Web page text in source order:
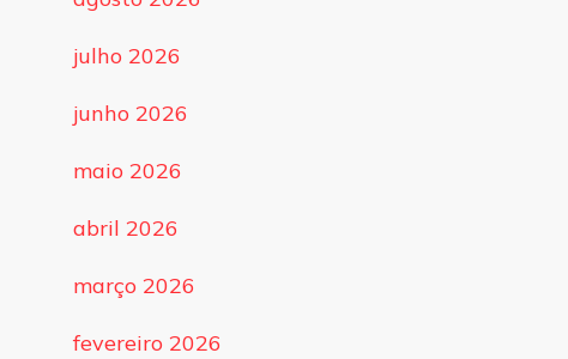
julho 2026
junho 2026
maio 2026
abril 2026
março 2026
fevereiro 2026